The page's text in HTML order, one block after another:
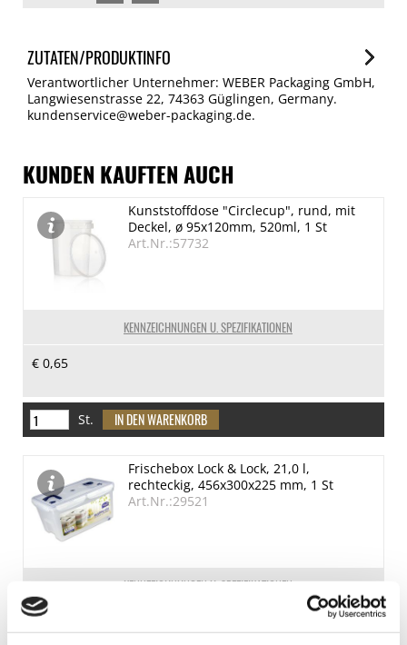
ZUTATEN/PRODUKTINFO
Verantwortlicher Unternehmer: WEBER Packaging GmbH,
Langwiesenstrasse 22, 74363 Güglingen, Germany.
kundenservice@weber-packaging.de.
KUNDEN KAUFTEN AUCH
KENNZEICHNUNGEN U. SPEZIFIKATIONEN
Kunststoffdose "Circlecup", rund, mit
Deckel, ø 95x120mm, 520ml, 1 St
Art.Nr.:57732
€ 0,65
St.
KENNZEICHNUNGEN U. SPEZIFIKATIONEN
Frischebox Lock & Lock, 21,0 l,
rechteckig, 456x300x225 mm, 1 St
Art.Nr.:29521
€ 55,95